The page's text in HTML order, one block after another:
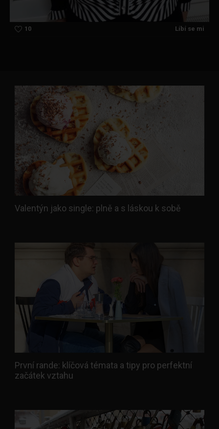
10 Líbí se mi
Valentýn jako single: plně a s láskou k sobě
První rande: klíčová témata a tipy pro perfektní
začátek vztahu